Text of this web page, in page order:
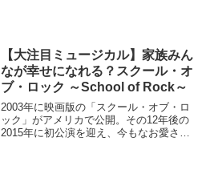
【大注目ミュージカル】家族みん
なが幸せになれる？スクール・オ
ブ・ロック ～School of Rock～
2003年に映画版の「スクール・オブ・ロ
ック」がアメリカで公開。その12年後の
2015年に初公演を迎え、今もなお愛され